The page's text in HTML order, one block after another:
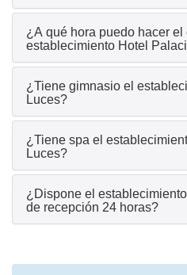
¿A qué hora puedo hacer el
establecimiento Hotel
¿Tiene gimnasio el
Luces?
¿Tiene spa el
Luces?
¿Dispone el
de recepción 24 horas?